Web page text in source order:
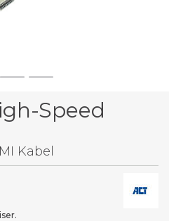
Speed
Kabel